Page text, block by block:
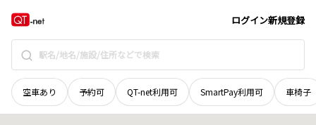
ログイン新規登録
空車あり 予約可 QT-net利用可 SmartPay利用可 車椅子
宮城県